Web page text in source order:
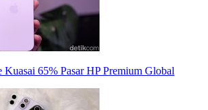
65% Pasar HP Premium Global